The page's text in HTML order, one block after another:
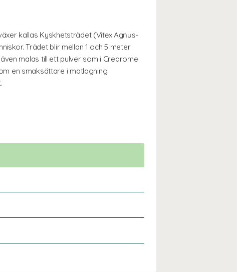
kallas Kyskhetsträdet (Vitex Agnus-
Trädet blir mellan 1 och 5 meter
malas till ett pulver som i Crearome
en smaksättare i matlagning.